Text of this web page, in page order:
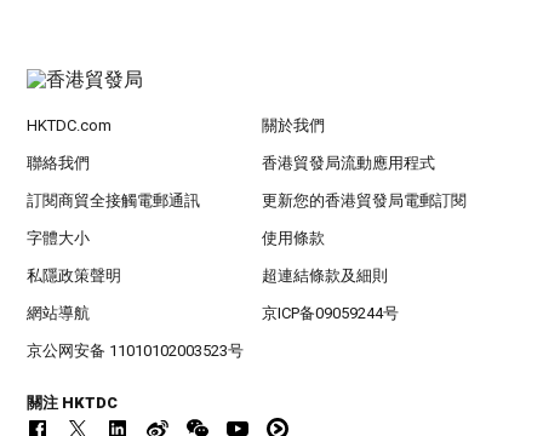
HKTDC.com 關於我們
聯絡我們 香港貿發局流動應用程式
訂閱商貿全接觸電郵通訊 更新您的香港貿發局電郵訂閱
字體大小 使用條款
私隱政策聲明 超連結條款及細則
網站導航 京ICP备09059244号
京公网安备 11010102003523号
關注 HKTDC